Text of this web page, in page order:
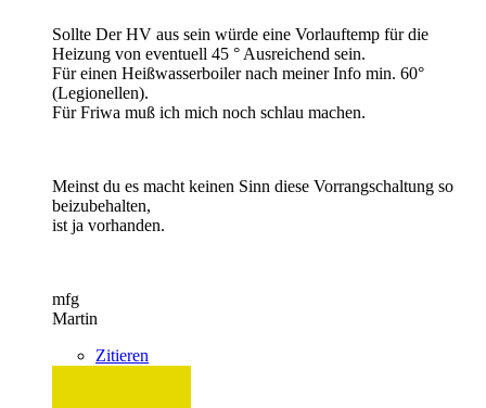
Sollte Der HV aus sein würde eine Vorlauftemp für die
Heizung von eventuell 45 ° Ausreichend sein.
Für einen Heißwasserboiler nach meiner Info min. 60°
(Legionellen).
Für Friwa muß ich mich noch schlau machen.
Meinst du es macht keinen Sinn diese Vorrangschaltung so
beizubehalten,
ist ja vorhanden.
mfg
Martin
Zitieren